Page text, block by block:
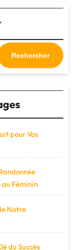
Rechercher
pour Vos
Féminin
Notre
du Succès